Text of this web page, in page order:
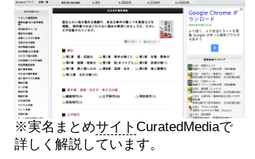
※実名まとめサイト CuratedMediaで
詳しく解説しています。